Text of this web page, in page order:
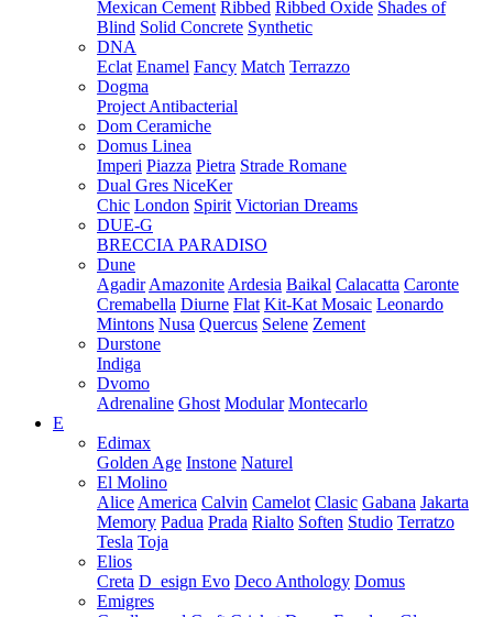
Mexican Cement Ribbed Ribbed Oxide Shades of
Blind Solid Concrete Synthetic
DNA
Eclat Enamel Fancy Match Terrazzo
Dogma
Project Antibacterial
Dom Ceramiche
Domus Linea
Imperi Piazza Pietra Strade Romane
Dual Gres NiceKer
Chic London Spirit Victorian Dreams
DUE-G
BRECCIA PARADISO
Dune
Agadir Amazonite Ardesia Baikal Calacatta Caronte
Cremabella Diurne Flat Kit-Kat Mosaic Leonardo
Mintons Nusa Quercus Selene Zement
Durstone
Indiga
Dvomo
Adrenaline Ghost Modular Montecarlo
E
Edimax
Golden Age Instone Naturel
El Molino
Alice America Calvin Camelot Clasic Gabana Jakarta
Memory Padua Prada Rialto Soften Studio Terratzo
Tesla Toja
Elios
Creta D_esign Evo Deco Anthology Domus
Emigres